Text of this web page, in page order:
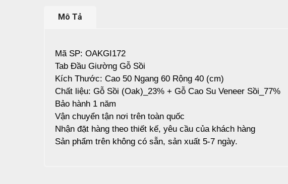
Mô Tả
Mã SP: OAKGI172
Tab Đầu Giường Gỗ Sồi
Kích Thước: Cao 50 Ngang 60 Rộng 40 (cm)
Chất liệu: Gỗ Sồi (Oak)_23% + Gỗ Cao Su Veneer Sồi_77%
Bảo hành 1 năm
Vận chuyển tận nơi trên toàn quốc
Nhận đặt hàng theo thiết kế, yêu cầu của khách hàng
Sản phẩm trên không có sẵn, sản xuất 5-7 ngày.